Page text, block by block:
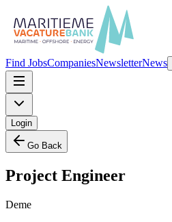
Find JobsCompaniesNewsletterNews
Login
Go Back
Project Engineer
Deme